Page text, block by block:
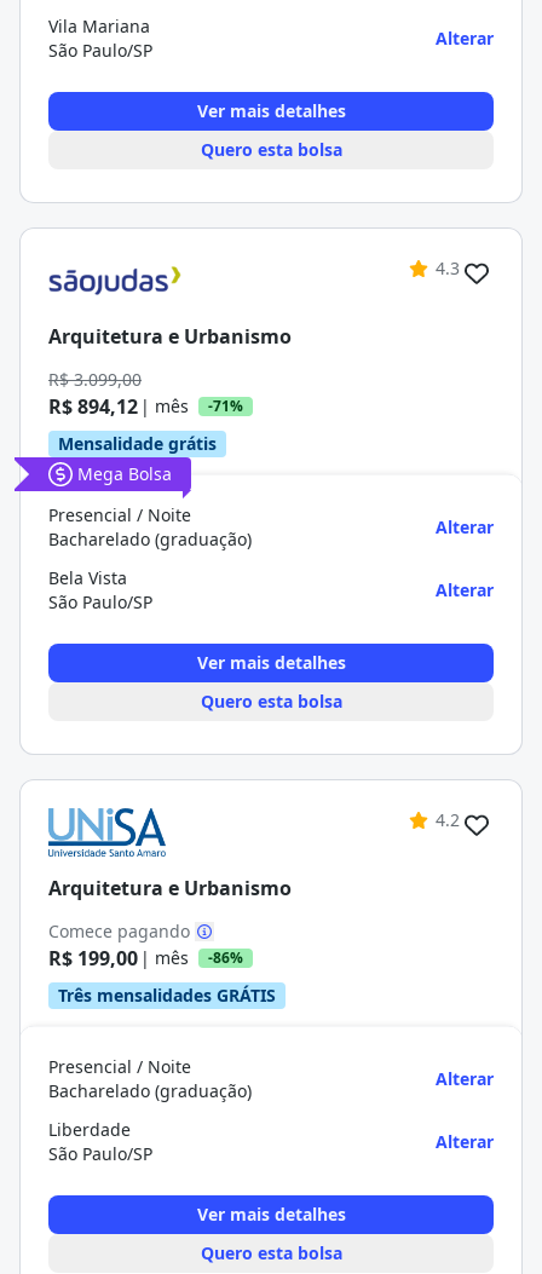
Vila Mariana
São Paulo/SP
Alterar
Ver mais detalhes
Quero esta bolsa
4.3
Arquitetura e Urbanismo
R$ 3.099,00
R$ 894,12 | mês -71%
Mensalidade grátis
Mega Bolsa
Presencial / Noite
Bacharelado (graduação)
Alterar
Bela Vista
São Paulo/SP
Alterar
Ver mais detalhes
Quero esta bolsa
4.2
Arquitetura e Urbanismo
Comece pagando
R$ 199,00 | mês -86%
Três mensalidades GRÁTIS
Presencial / Noite
Bacharelado (graduação)
Alterar
Liberdade
São Paulo/SP
Alterar
Ver mais detalhes
Quero esta bolsa